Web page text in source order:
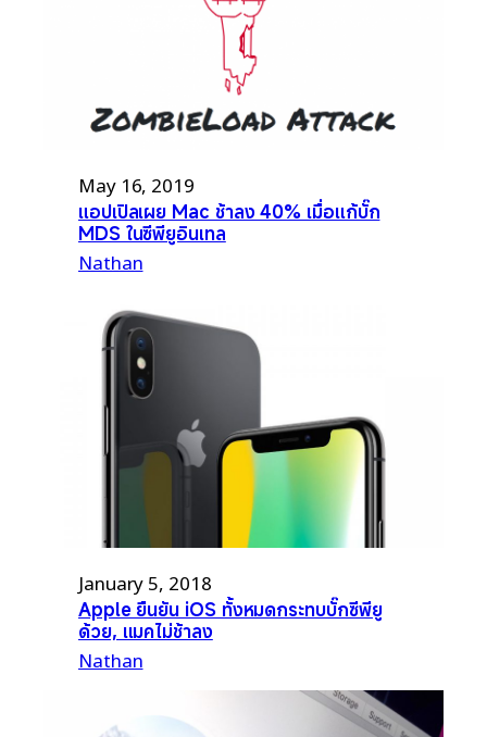
May 16, 2019
แอปเปิลเผย Mac ช้าลง 40% เมื่อแก้บั๊ก
MDS ในซีพียูอินเทล
Nathan
January 5, 2018
Apple ยืนยัน iOS ทั้งหมดกระทบบั๊กซีพียู
ด้วย, แมคไม่ช้าลง
Nathan